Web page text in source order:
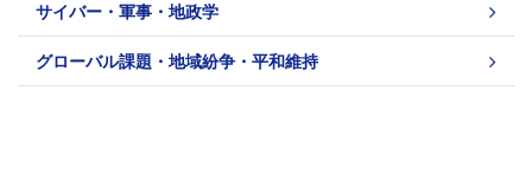
サイバー・軍事・地政学
グローバル課題・地域紛争・平和維持